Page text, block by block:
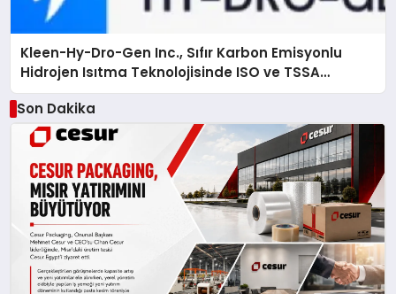
Kleen-Hy-Dro-Gen Inc., Sıfır Karbon Emisyonlu
Hidrojen Isıtma Teknolojisinde ISO ve TSSA
Düzenleyici Onaylarını Aldı
Son Dakika